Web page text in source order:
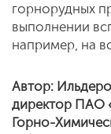
горнорудных
выполнении
например, на
Автор:
директор ПАО
Горно-